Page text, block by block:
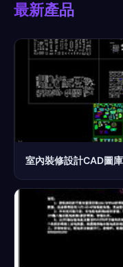
最新產品
室內裝修設計CAD圖